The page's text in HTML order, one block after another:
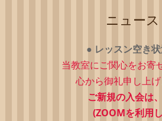
ニュース
● レッスン空き
当教室にご関心をお寄
心から御礼申し上げ
ご新規の入会は
(ZOOMを利用